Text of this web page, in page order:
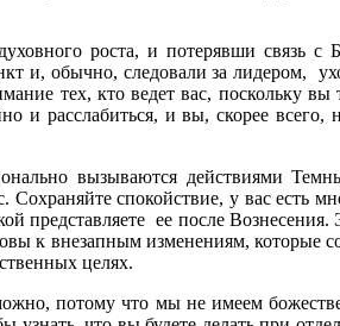
роста, и потерявши связь
и, обычно, следовали за лидером,
тех, кто ведет вас, поскольку вы
и расслабиться, и вы, скорее всего,
вызываются действиями
Сохраняйте спокойствие, у вас есть
представляете ее после Вознесения.
к внезапным изменениям, которые
целях.
потому что мы не имеем